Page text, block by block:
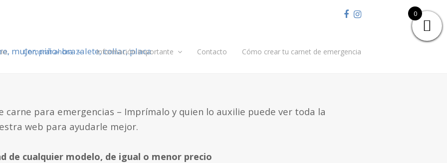
Facebook
Instagram
Comprar ahora Información importante Contacto Cómo crear tu carnet de emergencia
carne para emergencias – Imprímalo y quien lo auxilie puede ver toda la
web para ayudarle mejor.
de cualquier modelo, de igual o menor precio
0